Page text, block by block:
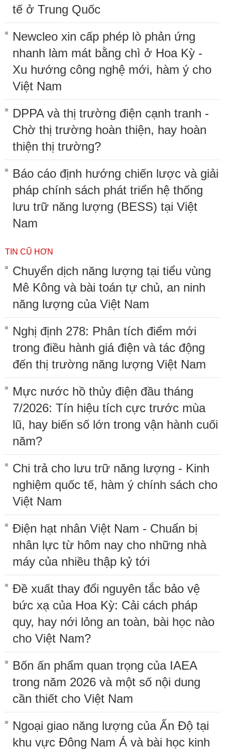
tế ở Trung Quốc
Newcleo xin cấp phép lò phản ứng
nhanh làm mát bằng chì ở Hoa Kỳ -
Xu hướng công nghệ mới, hàm ý cho
Việt Nam
DPPA và thị trường điện cạnh tranh -
Chờ thị trường hoàn thiện, hay hoàn
thiện thị trường?
Báo cáo định hướng chiến lược và giải
pháp chính sách phát triển hệ thống
lưu trữ năng lượng (BESS) tại Việt
Nam
TIN CŨ HƠN
Chuyển dịch năng lượng tại tiểu vùng
Mê Kông và bài toán tự chủ, an ninh
năng lượng của Việt Nam
Nghị định 278: Phân tích điểm mới
trong điều hành giá điện và tác động
đến thị trường năng lượng Việt Nam
Mực nước hồ thủy điện đầu tháng
7/2026: Tín hiệu tích cực trước mùa
lũ, hay biến số lớn trong vận hành cuối
năm?
Chi trả cho lưu trữ năng lượng - Kinh
nghiệm quốc tế, hàm ý chính sách cho
Việt Nam
Điện hạt nhân Việt Nam - Chuẩn bị
nhân lực từ hôm nay cho những nhà
máy của nhiều thập kỷ tới
Đề xuất thay đổi nguyên tắc bảo vệ
bức xạ của Hoa Kỳ: Cải cách pháp
quy, hay nới lỏng an toàn, bài học nào
cho Việt Nam?
Bốn ấn phẩm quan trọng của IAEA
trong năm 2026 và một số nội dung
cần thiết cho Việt Nam
Ngoại giao năng lượng của Ấn Độ tại
khu vực Đông Nam Á và bài học kinh